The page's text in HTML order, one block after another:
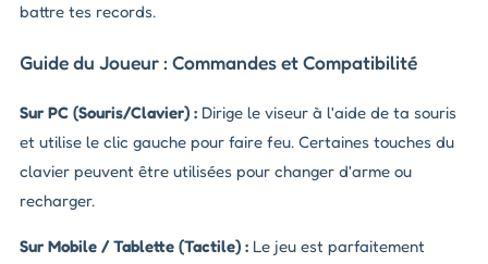
battre tes records.
Guide du Joueur : Commandes et Compatibilité
Sur PC (Souris/Clavier) : Dirige le viseur à l'aide de ta souris
et utilise le clic gauche pour faire feu. Certaines touches du
clavier peuvent être utilisées pour changer d'arme ou
recharger.
Sur Mobile / Tablette (Tactile) : Le jeu est parfaitement